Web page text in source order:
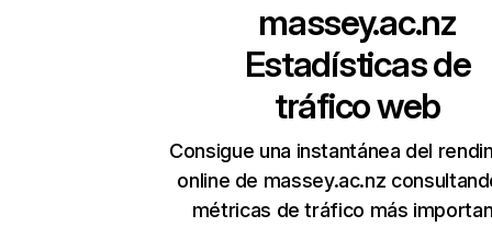
massey.ac.nz
Estadísticas de
tráfico web
Consigue una instantánea del
online de massey.ac.nz
métricas de tráfico más